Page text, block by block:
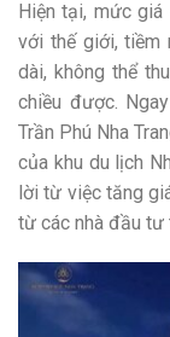
Hiện tại, mức
với thế giới, tiềm
dài, không thể
chiều được.
Trần Phú Nha
của khu du lịch
lời từ việc tăng
từ các nhà đầu tư